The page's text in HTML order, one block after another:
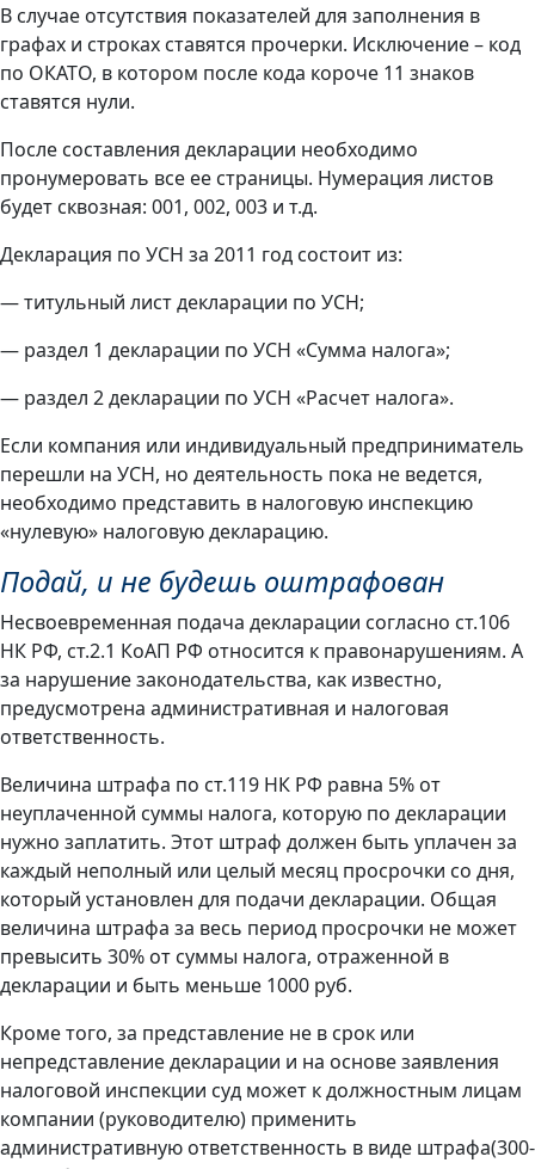
В случае отсутствия показателей для заполнения в
графах и строках ставятся прочерки. Исключение – код
по ОКАТО, в котором после кода короче 11 знаков
ставятся нули.
После составления декларации необходимо
пронумеровать все ее страницы. Нумерация листов
будет сквозная: 001, 002, 003 и т.д.
Декларация по УСН за 2011 год состоит из:
— титульный лист декларации по УСН;
— раздел 1 декларации по УСН «Сумма налога»;
— раздел 2 декларации по УСН «Расчет налога».
Если компания или индивидуальный предприниматель
перешли на УСН, но деятельность пока не ведется,
необходимо представить в налоговую инспекцию
«нулевую» налоговую декларацию.
Подай, и не будешь оштрафован
Несвоевременная подача декларации согласно ст.106
НК РФ, ст.2.1 КоАП РФ относится к правонарушениям. А
за нарушение законодательства, как известно,
предусмотрена административная и налоговая
ответственность.
Величина штрафа по ст.119 НК РФ равна 5% от
неуплаченной суммы налога, которую по декларации
нужно заплатить. Этот штраф должен быть уплачен за
каждый неполный или целый месяц просрочки со дня,
который установлен для подачи декларации. Общая
величина штрафа за весь период просрочки не может
превысить 30% от суммы налога, отраженной в
декларации и быть меньше 1000 руб.
Кроме того, за представление не в срок или
непредставление декларации и на основе заявления
налоговой инспекции суд может к должностным лицам
компании (руководителю) применить
административную ответственность в виде штрафа(300-